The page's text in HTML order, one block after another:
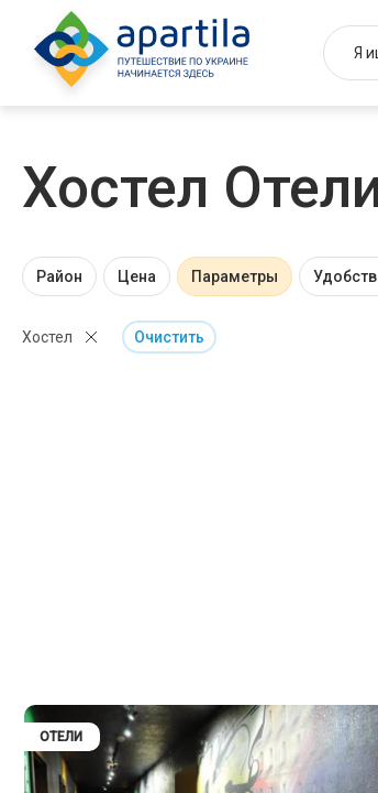
Хостел
Район Цена Параметры
Хостел Очистить
ОТЕЛИ